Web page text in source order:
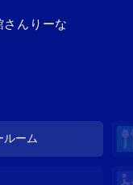
んりーな
ルーム